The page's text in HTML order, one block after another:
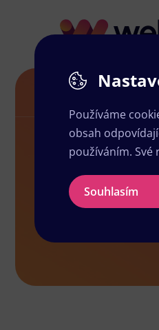
Grafika a
Používáme
obsah
používáním.
Souhlasím